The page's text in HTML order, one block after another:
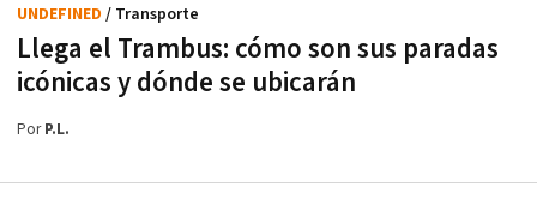
Llega el Trambus: cómo son sus paradas
icónicas y dónde se ubicarán
UNDEFINED / Transporte
PorP.L.